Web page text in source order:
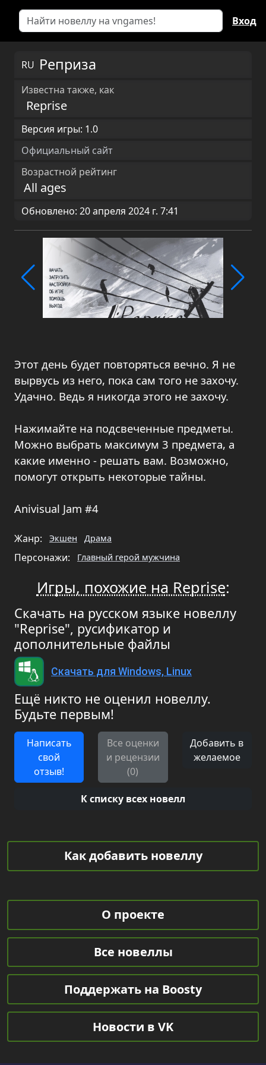
Вход
RU Реприза
Известна также, как
Reprise
Версия игры: 1.0
Официальный сайт
Возрастной рейтинг
All ages
Обновлено: 20 апреля 2024 г. 7:41
Этот день будет повторяться вечно. Я не
вырвусь из него, пока сам того не захочу.
Удачно. Ведь я никогда этого не захочу.
Нажимайте на подсвеченные предметы.
Можно выбрать максимум 3 предмета, а
какие именно - решать вам. Возможно,
помогут открыть некоторые тайны.
Anivisual Jam #4
Жанр: Экшен Драма
Персонажи: Главный герой мужчина
Игры, похожие на Reprise:
Скачать на русском языке новеллу
"Reprise", русификатор и
дополнительные файлы
Скачать для Windows, Linux
Ещё никто не оценил новеллу.
Будьте первым!
Написать
свой
отзыв!
Все оценки
и рецензии
(0)
Добавить в
желаемое
К списку всех новелл
Как добавить новеллу
О проекте
Все новеллы
Поддержать на Boosty
Новости в VK